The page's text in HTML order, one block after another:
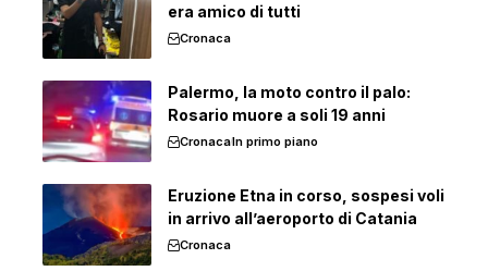
era amico di tutti
Cronaca
Palermo, la moto contro il palo:
Rosario muore a soli 19 anni
CronacaIn primo piano
Eruzione Etna in corso, sospesi voli
in arrivo all’aeroporto di Catania
Cronaca